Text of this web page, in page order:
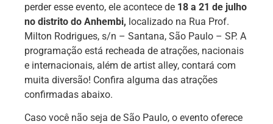
perder esse evento, ele acontece de 18 a 21 de julho
no distrito do Anhembi, localizado na Rua Prof.
Milton Rodrigues, s/n – Santana, São Paulo – SP. A
programação está recheada de atrações, nacionais
e internacionais, além de artist alley, contará com
muita diversão! Confira alguma das atrações
confirmadas abaixo.
Caso você não seja de São Paulo, o evento oferece